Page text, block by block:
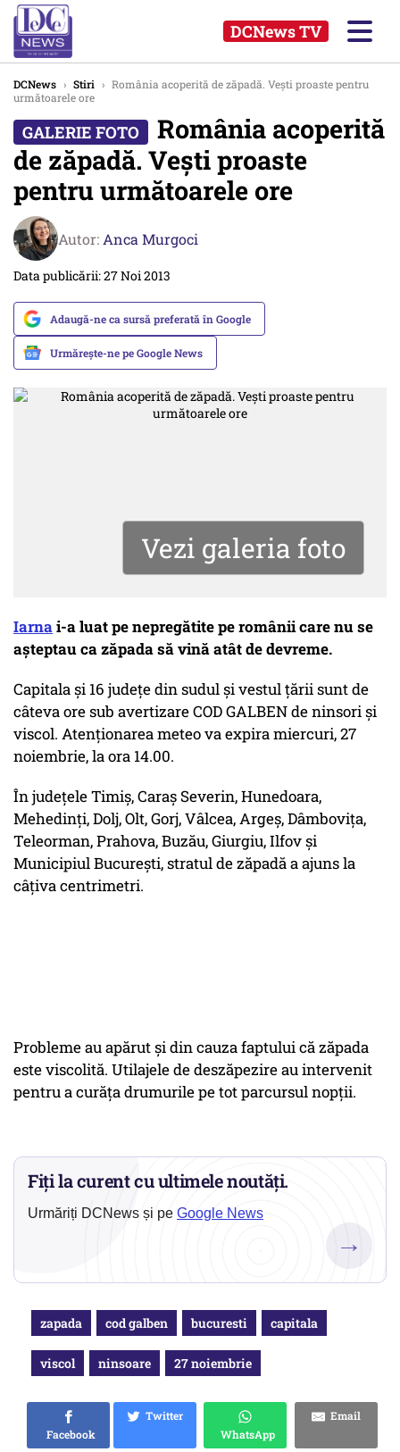
DCNews TV
DCNews › Stiri › România acoperită de zăpadă. Vești proaste pentru
următoarele ore
România acoperită
de zăpadă. Vești proaste
pentru următoarele ore
Autor: Anca Murgoci
Data publicării: 27 Noi 2013
Adaugă-ne ca sursă preferată în Google
Urmărește-ne pe Google News
Vezi galeria foto
Iarnai-a luat pe nepregătite pe românii care nu se
așteptau ca zăpada să vină atât de devreme.
Capitala și 16 județe din sudul și vestul țării sunt de
câteva ore sub avertizare COD GALBEN de ninsori și
viscol. Atenționarea meteo va expira miercuri, 27
noiembrie, la ora 14.00.
În judeţele Timiş, Caraş Severin, Hunedoara,
Mehedinţi, Dolj, Olt, Gorj, Vâlcea, Argeş, Dâmboviţa,
Teleorman, Prahova, Buzău, Giurgiu, Ilfov şi
Municipiul Bucureşti, stratul de zăpadă a ajuns la
câțiva centrimetri.
Probleme au apărut și din cauza faptului că zăpada
este viscolită. Utilajele de deszăpezire au intervenit
pentru a curăţa drumurile pe tot parcursul nopţii.
Fiți la curent cu ultimele noutăți.
Urmăriți DCNews și pe Google News
→
zapada cod galben bucuresti capitala
viscol ninsoare 27 noiembrie
Facebook
Twitter
WhatsApp
Email